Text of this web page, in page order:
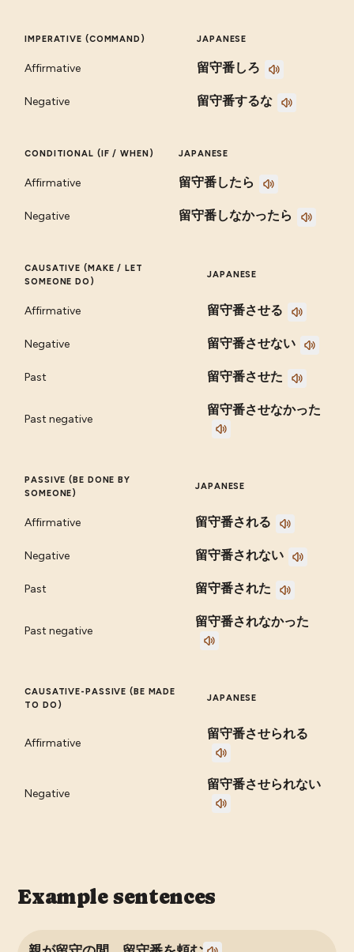
IMPERATIVE (COMMAND) JAPANESE
Affirmative 留守番しろ
Negative 留守番するな
CONDITIONAL (IF / WHEN) JAPANESE
Affirmative 留守番したら
Negative 留守番しなかったら
CAUSATIVE (MAKE / LET
SOMEONE DO)
JAPANESE
Affirmative 留守番させる
Negative 留守番させない
Past 留守番させた
Past negative
留守番させなかった
PASSIVE (BE DONE BY
SOMEONE)
JAPANESE
Affirmative 留守番される
Negative 留守番されない
Past 留守番された
Past negative
留守番されなかった
CAUSATIVE-PASSIVE (BE MADE
TO DO)
JAPANESE
Affirmative
留守番させられる
Negative
留守番させられない
Example sentences